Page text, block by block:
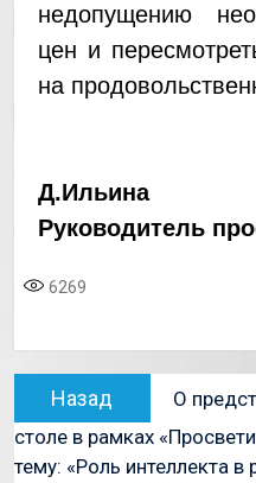
недопущению
цен и
на
Д.Ильина
Руководитель
6269
Назад
О
столе в рамках
тему: «Роль интеллекта